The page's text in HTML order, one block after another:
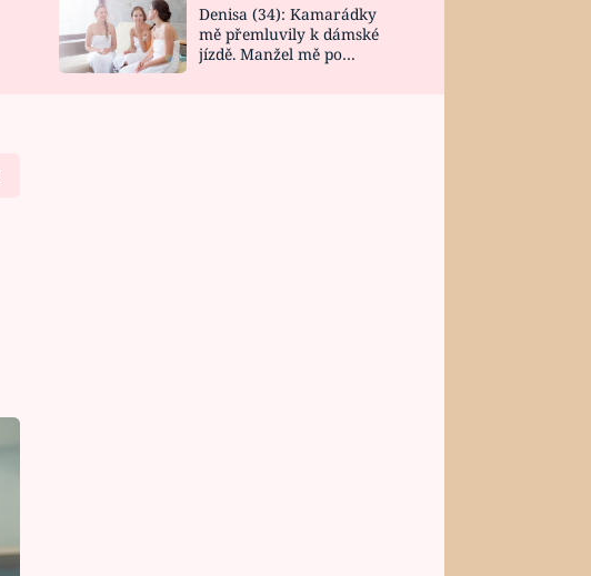
DESIGN
Denisa (34): Kamarádky
mě přemluvily k dámské
jízdě. Manžel mě po